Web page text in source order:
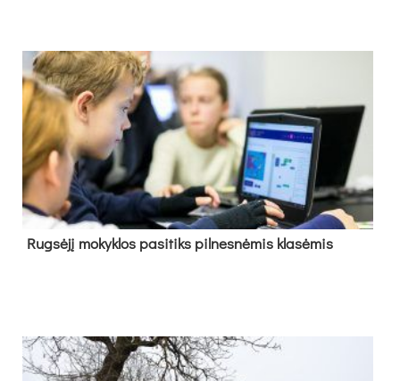
Rug­sė­jį mo­kyk­los pa­si­tiks pil­nes­nė­mis kla­sė­mis